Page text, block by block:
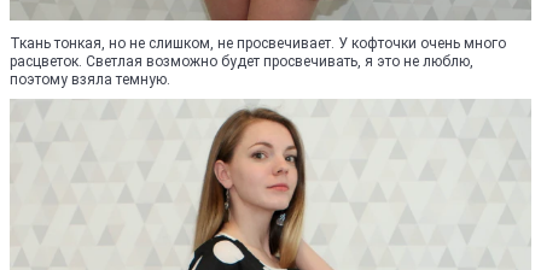
Ткань тонкая, но не слишком, не просвечивает. У кофточки очень много
расцветок. Светлая возможно будет просвечивать, я это не люблю,
поэтому взяла темную.